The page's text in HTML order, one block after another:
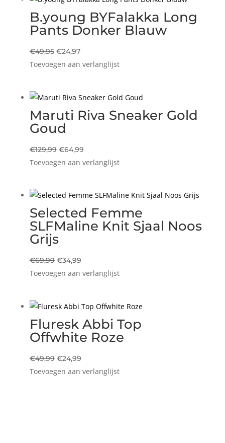
B.young BYFalakka Long
Pants Donker Blauw
€49,95 Oorspronkelijke
prijs
€24,97Huidige
prijs
Toevoegen aan verlanglijst
Maruti Riva Sneaker Gold
Goud
€129,99 Oorspronkelijke
prijs
€64,99Huidige
prijs
Toevoegen aan verlanglijst
Selected Femme
SLFMaline Knit Sjaal Noos
Grijs
€69,99 Oorspronkelijke
prijs
€34,99Huidige
prijs
Toevoegen aan verlanglijst
Fluresk Abbi Top
Offwhite Roze
€49,99 Oorspronkelijke
prijs
€24,99Huidige
prijs
Toevoegen aan verlanglijst